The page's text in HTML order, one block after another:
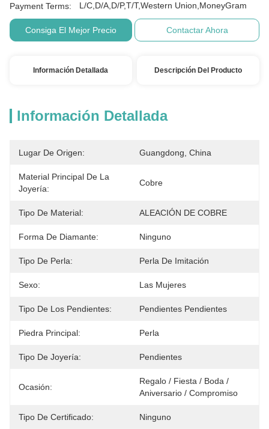
Payment Terms: L/C,D/A,D/P,T/T,Western Union,MoneyGram
Consiga El Mejor Precio Contactar Ahora
Información Detallada Descripción Del Producto
Información Detallada
Lugar De Origen: Guangdong, China
Material Principal De La
Joyería:
Cobre
Tipo De Material: ALEACIÓN DE COBRE
Forma De Diamante: Ninguno
Tipo De Perla: Perla De Imitación
Sexo: Las Mujeres
Tipo De Los Pendientes: Pendientes Pendientes
Piedra Principal: Perla
Tipo De Joyería: Pendientes
Ocasión:
Regalo / Fiesta / Boda /
Aniversario / Compromiso
Tipo De Certificado: Ninguno